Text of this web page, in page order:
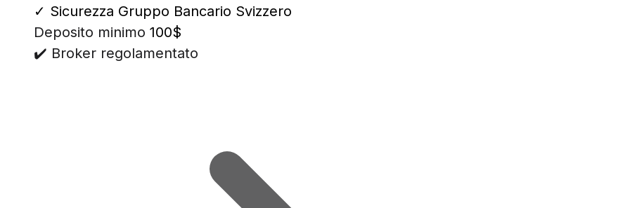
✓ Sicurezza Gruppo Bancario Svizzero
Deposito minimo 100$
✔️ Broker regolamentato